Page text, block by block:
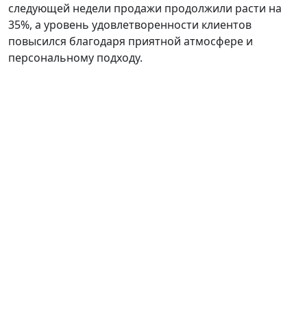
следующей недели продажи продолжили расти на
35%, а уровень удовлетворенности клиентов
повысился благодаря приятной атмосфере и
персональному подходу.